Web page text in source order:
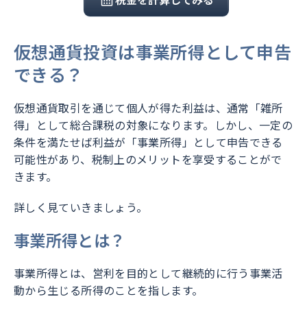
仮想通貨投資は事業所得として申告
できる？
仮想通貨取引を通じて個人が得た利益は、通常「雑所
得」として総合課税の対象になります。しかし、一定の
条件を満たせば利益が「事業所得」として申告できる
可能性があり、税制上のメリットを享受することがで
きます。
詳しく見ていきましょう。
事業所得とは？
事業所得とは、営利を目的として継続的に行う事業活
動から生じる所得のことを指します。